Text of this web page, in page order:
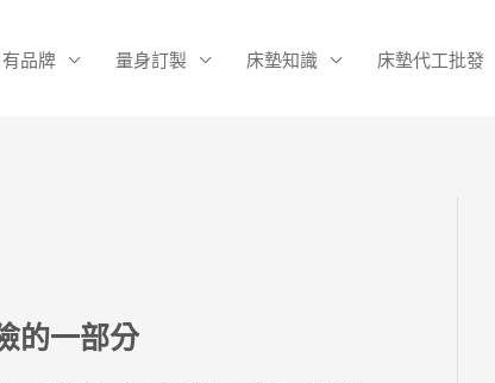
有品牌 量身訂製 床墊知識 床墊代工批發
的一部分